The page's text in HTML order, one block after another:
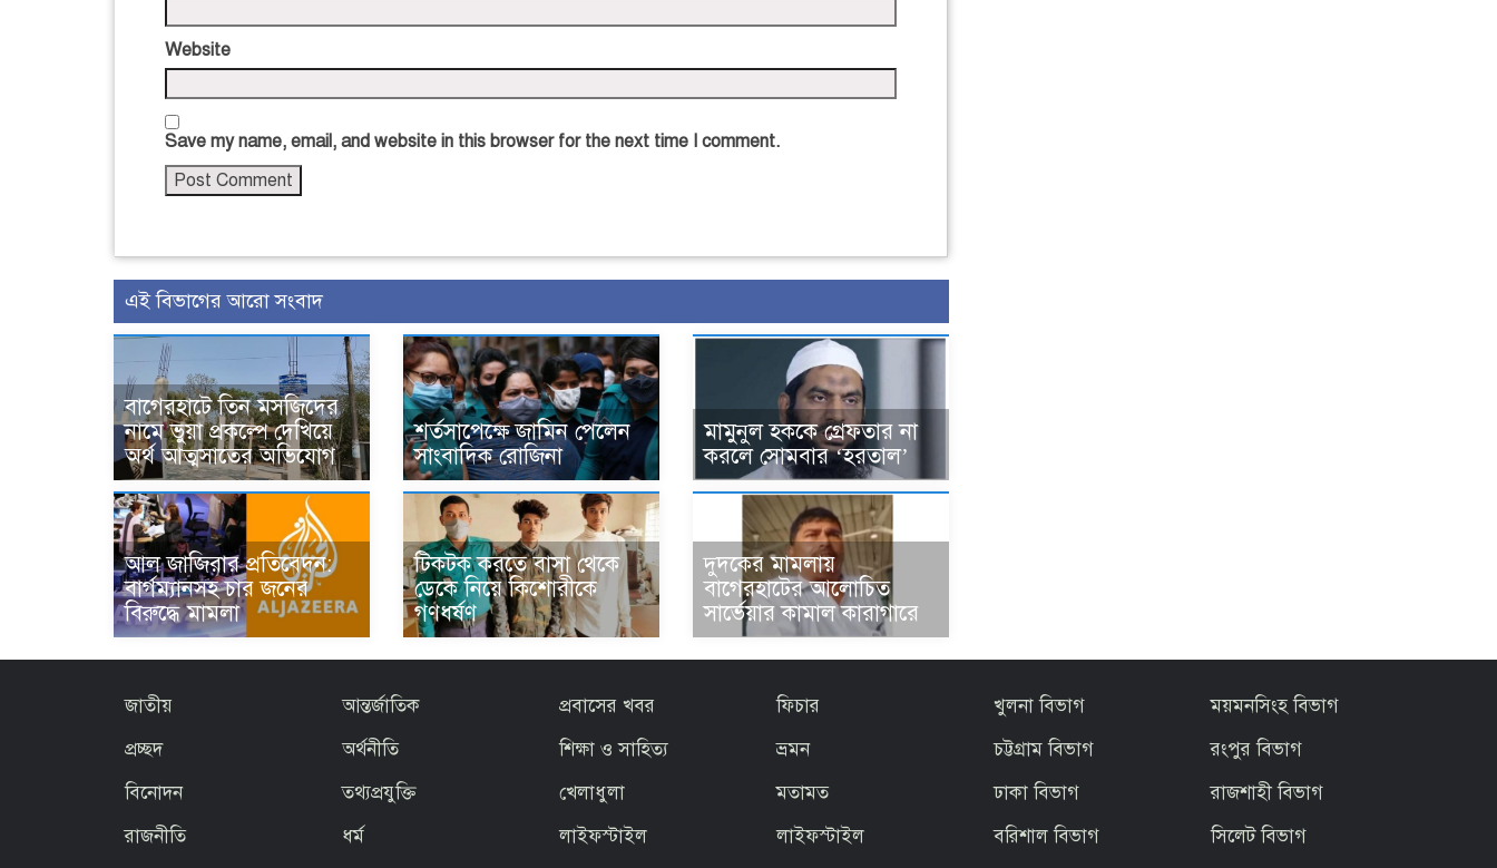
Website
Save my name, email, and website in this browser for the next time I comment.
এই বিভাগের আরো সংবাদ
বাগেরহাটে তিন মসজিদের
নামে ভুয়া প্রকল্পে দেখিয়ে
অর্থ আত্মসাতের অভিযোগ
শর্তসাপেক্ষে জামিন পেলেন
সাংবাদিক রোজিনা
মামুনুল হককে গ্রেফতার না
করলে সোমবার ‘হরতাল’
আল জাজিরার প্রতিবেদন:
বার্গম্যানসহ চার জনের
বিরুদ্ধে মামলা
টিকটক করতে বাসা থেকে
ডেকে নিয়ে কিশোরীকে
গণধর্ষণ
দুদকের মামলায়
বাগেরহাটের আলোচিত
সার্ভেয়ার কামাল কারাগারে
জাতীয়
প্রচ্ছদ
বিনোদন
রাজনীতি
আন্তর্জাতিক
অর্থনীতি
তথ্যপ্রযুক্তি
ধর্ম
প্রবাসের খবর
শিক্ষা ও সাহিত্য
খেলাধুলা
লাইফস্টাইল
ফিচার
ভ্রমন
মতামত
লাইফস্টাইল
খুলনা বিভাগ
চট্টগ্রাম বিভাগ
ঢাকা বিভাগ
বরিশাল বিভাগ
ময়মনসিংহ বিভাগ
রংপুর বিভাগ
রাজশাহী বিভাগ
সিলেট বিভাগ